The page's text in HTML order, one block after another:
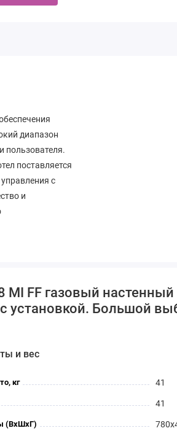
диапазон
пользователя.
поставляется
с
и
MI FF газовый
установкой. Большой
и вес
кг 41
41
(ВхШхГ)